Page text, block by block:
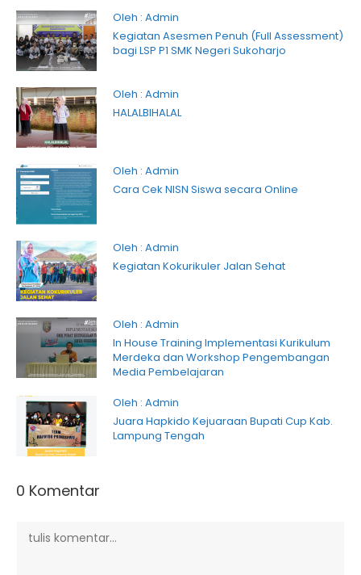
Oleh : Admin
Kegiatan Asesmen Penuh (Full Assessment)
bagi LSP P1 SMK Negeri Sukoharjo
Oleh : Admin
HALALBIHALAL
Oleh : Admin
Cara Cek NISN Siswa secara Online
Oleh : Admin
Kegiatan Kokurikuler Jalan Sehat
Oleh : Admin
In House Training Implementasi Kurikulum
Merdeka dan Workshop Pengembangan
Media Pembelajaran
Oleh : Admin
Juara Hapkido Kejuaraan Bupati Cup Kab.
Lampung Tengah
0 Komentar